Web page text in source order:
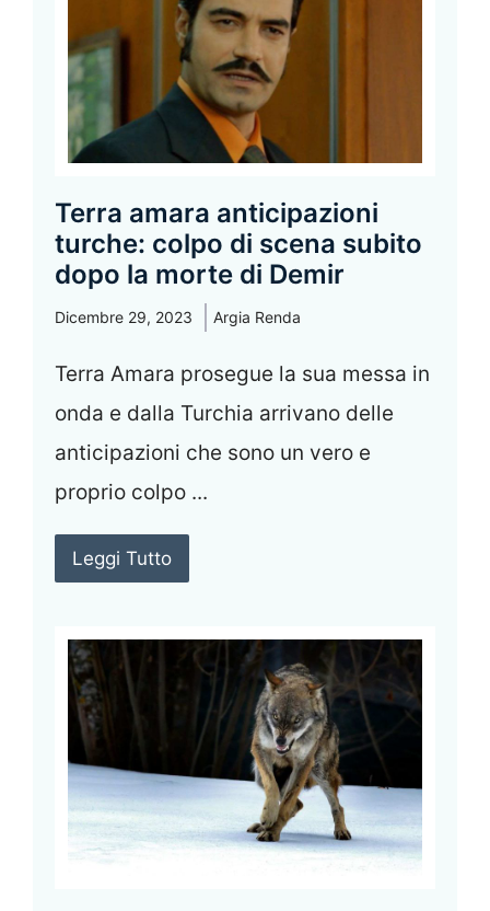
Terra amara anticipazioni
turche: colpo di scena subito
dopo la morte di Demir
Dicembre 29, 2023 Argia Renda
Terra Amara prosegue la sua messa in
onda e dalla Turchia arrivano delle
anticipazioni che sono un vero e
proprio colpo ...
Leggi Tutto